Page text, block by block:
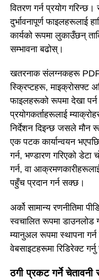
वितरण गर्न प्रयोग
दुर्भावनापूर्ण फाइलहरूलाई
कार्यको रूपमा लुकाउँछन्
सम्भावना बढोस्।
खतरनाक संलग्नकहरू
स्क्रिप्टहरू, माइक्रोसफ्ट
फाइलहरूको रूपमा देखा
प्रयोगकर्ताहरूलाई
निर्देशन दिइन्छ जसले मौन
एक पटक कार्यान्वयन
गर्न, भण्डारण गरिएको डेटा
गर्न, वा
पहुँच प्रदान गर्न सक्छ।
अर्को सामान्य रणनीतिमा
स्वचालित रूपमा डाउनलोड
म्यानुअल रूपमा स्थापना
वेबसाइटहरूमा रिडिरेक्ट
ठगी प्रकट गर्ने